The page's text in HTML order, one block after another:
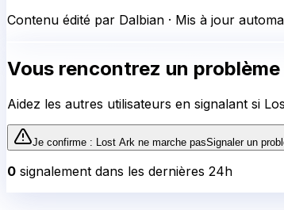
Contenu édité par Dalbian · Mis à jour
Vous rencontrez un problème
Aidez les autres utilisateurs en signalant si
Je confirme : Lost Ark ne marche pasSignaler un
0 signalement dans les dernières 24h